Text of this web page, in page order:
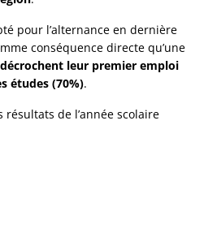
pour l’alternance en dernière
conséquence directe qu’une
leur premier emploi
études (70%).
de l’année scolaire